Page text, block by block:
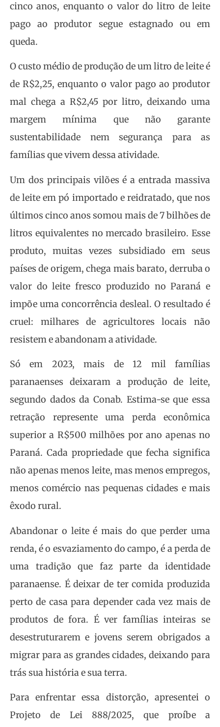
cinco anos, enquanto o valor do litro de leite
pago ao produtor segue estagnado ou em
queda.
O custo médio de produção de um litro de leite é
de R$2,25, enquanto o valor pago ao produtor
mal chega a R$2,45 por litro, deixando uma
margem mínima que não garante
sustentabilidade nem segurança para as
famílias que vivem dessa atividade.
Um dos principais vilões é a entrada massiva
de leite em pó importado e reidratado, que nos
últimos cinco anos somou mais de 7 bilhões de
litros equivalentes no mercado brasileiro. Esse
produto, muitas vezes subsidiado em seus
países de origem, chega mais barato, derruba o
valor do leite fresco produzido no Paraná e
impõe uma concorrência desleal. O resultado é
cruel: milhares de agricultores locais não
resistem e abandonam a atividade.
Só em 2023, mais de 12 mil famílias
paranaenses deixaram a produção de leite,
segundo dados da Conab. Estima-se que essa
retração represente uma perda econômica
superior a R$500 milhões por ano apenas no
Paraná. Cada propriedade que fecha significa
não apenas menos leite, mas menos empregos,
menos comércio nas pequenas cidades e mais
êxodo rural.
Abandonar o leite é mais do que perder uma
renda, é o esvaziamento do campo, é a perda de
uma tradição que faz parte da identidade
paranaense. É deixar de ter comida produzida
perto de casa para depender cada vez mais de
produtos de fora. É ver famílias inteiras se
desestruturarem e jovens serem obrigados a
migrar para as grandes cidades, deixando para
trás sua história e sua terra.
Para enfrentar essa distorção, apresentei o
Projeto de Lei 888/2025, que proíbe a